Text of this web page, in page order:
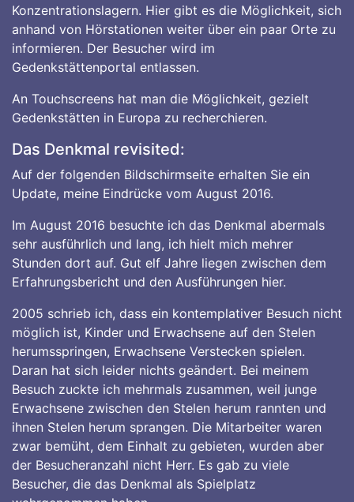
Konzentrationslagern. Hier gibt es die Möglichkeit, sich
anhand von Hörstationen weiter über ein paar Orte zu
informieren. Der Besucher wird im
Gedenkstättenportal entlassen.
An Touchscreens hat man die Möglichkeit, gezielt
Gedenkstätten in Europa zu recherchieren.
Das Denkmal revisited:
Auf der folgenden Bildschirmseite erhalten Sie ein
Update, meine Eindrücke vom August 2016.
Im August 2016 besuchte ich das Denkmal abermals
sehr ausführlich und lang, ich hielt mich mehrer
Stunden dort auf. Gut elf Jahre liegen zwischen dem
Erfahrungsbericht und den Ausführungen hier.
2005 schrieb ich, dass ein kontemplativer Besuch nicht
möglich ist, Kinder und Erwachsene auf den Stelen
herumsspringen, Erwachsene Verstecken spielen.
Daran hat sich leider nichts geändert. Bei meinem
Besuch zuckte ich mehrmals zusammen, weil junge
Erwachsene zwischen den Stelen herum rannten und
ihnen Stelen herum sprangen. Die Mitarbeiter waren
zwar bemüht, dem Einhalt zu gebieten, wurden aber
der Besucheranzahl nicht Herr. Es gab zu viele
Besucher, die das Denkmal als Spielplatz